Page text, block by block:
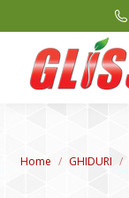
You are here:
Home GHIDURI